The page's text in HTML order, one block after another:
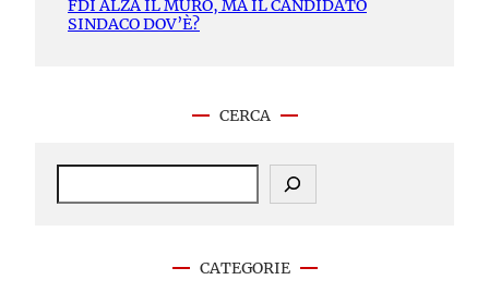
FDI ALZA IL MURO, MA IL CANDIDATO
SINDACO DOV’È?
CERCA
S
CATEGORIE